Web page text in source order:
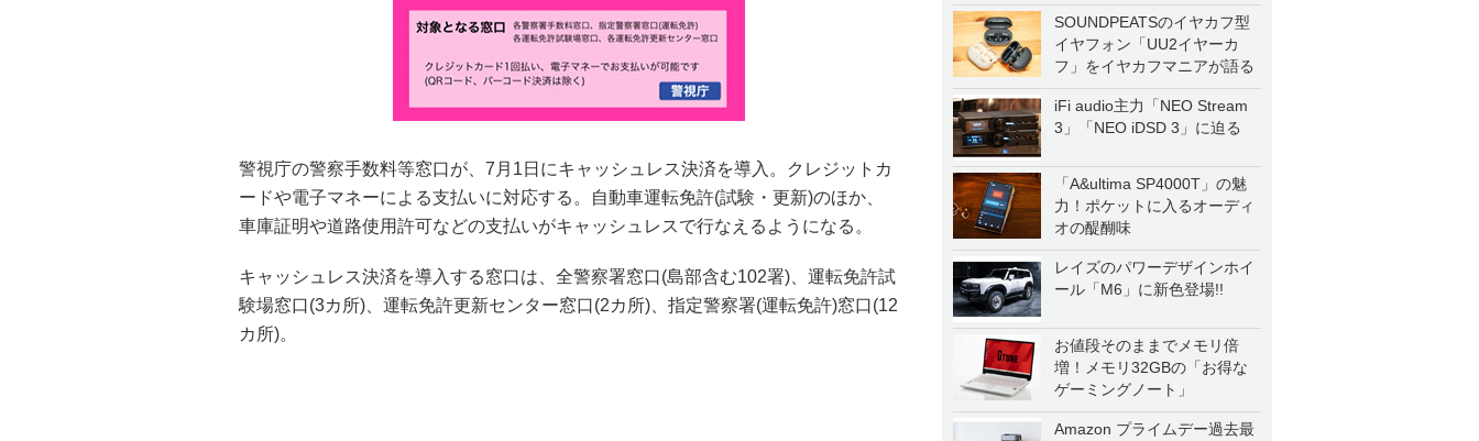
SOUNDPEATSのイヤカフ型
イヤフォン「UU2イヤーカ
フ」をイヤカフマニアが語る
iFi audio主力「NEO Stream
3」「NEO iDSD 3」に迫る
「A&ultima SP4000T」の魅
力！ポケットに入るオーディ
オの醍醐味
レイズのパワーデザインホイ
ール「M6」に新色登場!!
お値段そのままでメモリ倍
増！メモリ32GBの「お得な
ゲーミングノート」
Amazon プライムデー過去最
警視庁の警察手数料等窓口が、7月1日にキャッシュレス決済を導入。クレジットカ
ードや電子マネーによる支払いに対応する。自動車運転免許(試験・更新)のほか、
車庫証明や道路使用許可などの支払いがキャッシュレスで行なえるようになる。
キャッシュレス決済を導入する窓口は、全警察署窓口(島部含む102署)、運転免許試
験場窓口(3カ所)、運転免許更新センター窓口(2カ所)、指定警察署(運転免許)窓口(12
カ所)。